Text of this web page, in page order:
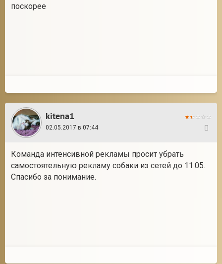
поскорее
kitena1
02.05.2017 в 07:44
Команда интенсивной рекламы просит убрать
самостоятельную рекламу собаки из сетей до 11.05.
Спасибо за понимание.